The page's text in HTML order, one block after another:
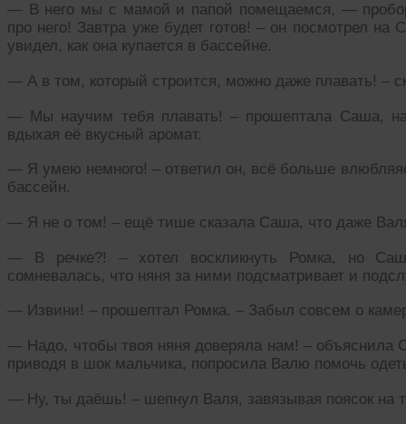
— В него мы с мамой и папой помещаемся, —
про него! Завтра уже будет готов! – он посмотрел
увидел, как она купается в бассейне.
— А в том, который строится, можно даже плавать! –
— Мы научим тебя плавать! – прошептала Саша,
вдыхая её вкусный аромат.
— Я умею немного! – ответил он, всё больше
бассейн.
— Я не о том! – ещё тише сказала Саша, что даже
— В речке?! – хотел воскликнуть Ромка, но
сомневалась, что няня за ними подсматривает и
— Извини! – прошептал Ромка. – Забыл совсем о
— Надо, чтобы твоя няня доверяла нам! – объяснила
приводя в шок мальчика, попросила Валю помочь
— Ну, ты даёшь! – шепнул Валя, завязывая поясок на